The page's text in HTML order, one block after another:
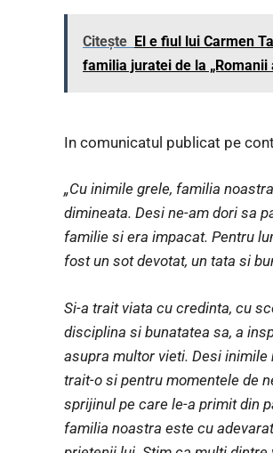
Citește El e fiul lui Carmen
familia juratei de la „Romanii
In comunicatul publicat pe
„Cu inimile grele, familia
dimineata. Desi ne-am dori sa
familie si era impacat. Pentru
fost un sot devotat, un tata si
Si-a trait viata cu credinta, cu
disciplina si bunatatea sa, a
asupra multor vieti. Desi
trait-o si pentru momentele de
sprijinul pe care le-a primit din
familia noastra este cu